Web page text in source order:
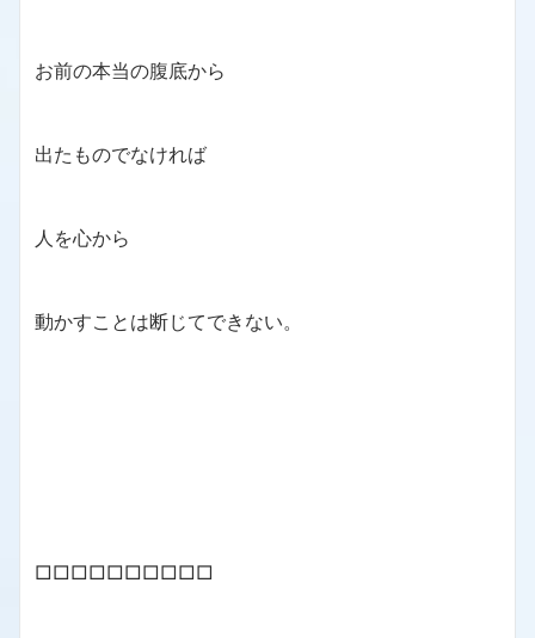
お前の本当の腹底から
出たものでなければ
人を心から
動かすことは断じてできない。
□□□□□□□□□□